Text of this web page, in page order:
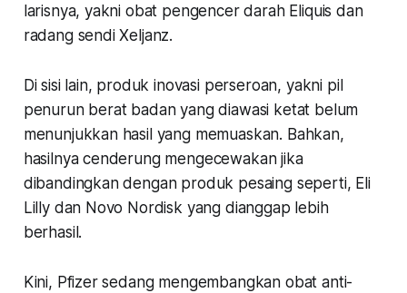
larisnya, yakni obat pengencer darah Eliquis dan
radang sendi Xeljanz.
Di sisi lain, produk inovasi perseroan, yakni pil
penurun berat badan yang diawasi ketat belum
menunjukkan hasil yang memuaskan. Bahkan,
hasilnya cenderung mengecewakan jika
dibandingkan dengan produk pesaing seperti, Eli
Lilly dan Novo Nordisk yang dianggap lebih
berhasil.
Kini, Pfizer sedang mengembangkan obat anti-